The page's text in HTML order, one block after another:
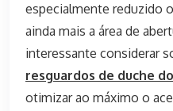
especialmente reduzido
ainda mais a área de
interessante considerar
resguardos de duche
otimizar ao máximo o